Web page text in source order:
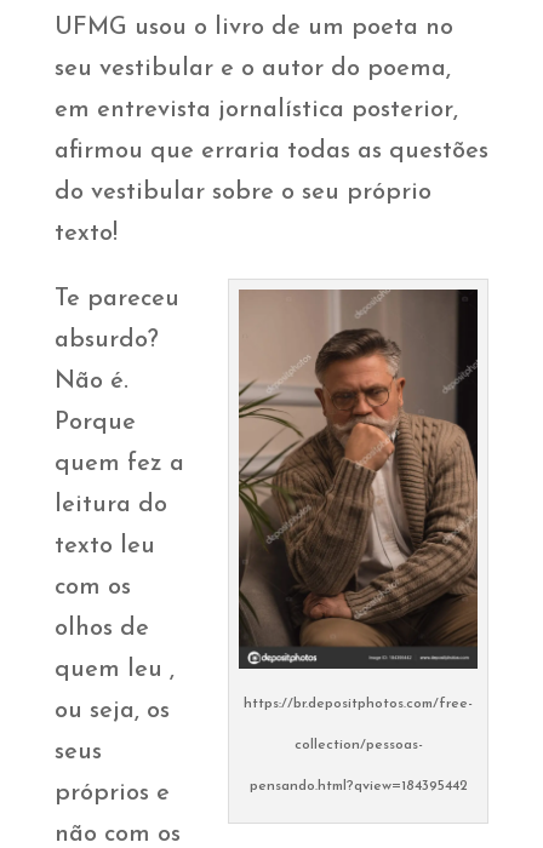
UFMG usou o livro de um poeta no
seu vestibular e o autor do poema,
em entrevista jornalística posterior,
afirmou que erraria todas as questões
do vestibular sobre o seu próprio
texto!
https://br.depositphotos.com/free-
collection/pessoas-
pensando.html?qview=184395442
Te pareceu
absurdo?
Não é.
Porque
quem fez a
leitura do
texto leu
com os
olhos de
quem leu ,
ou seja, os
seus
próprios e
não com os